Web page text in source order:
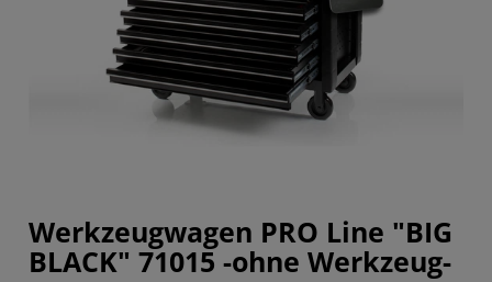
Werkzeugwagen PRO Line "BIG
BLACK" 71015 -ohne Werkzeug-